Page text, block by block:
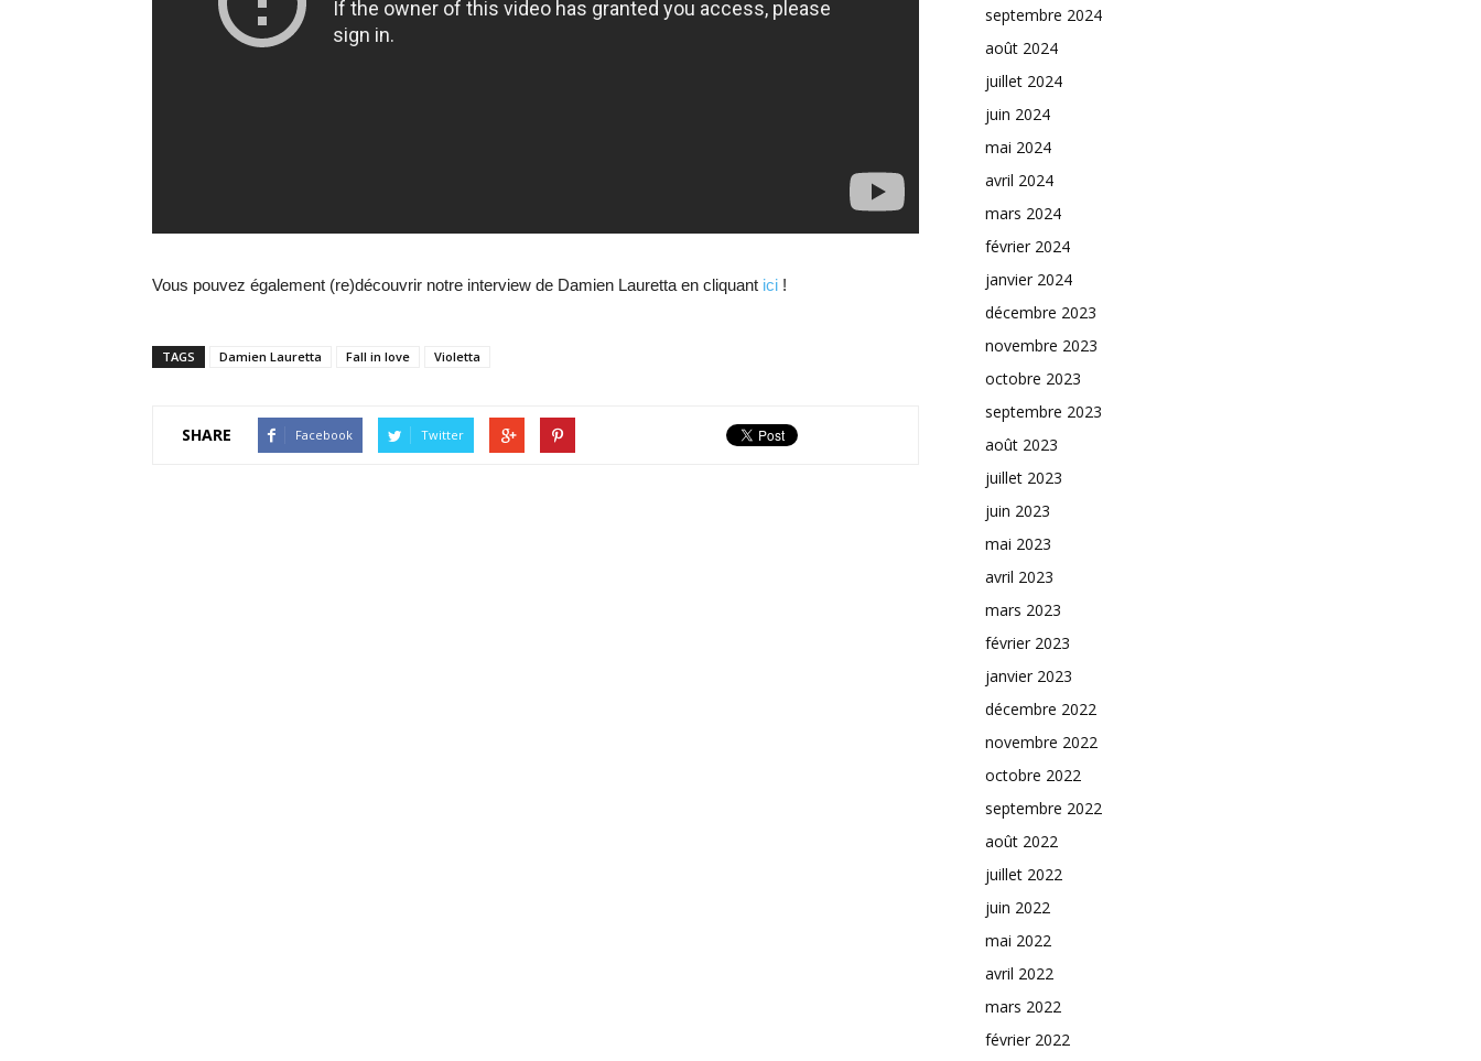
Vous pouvez également (re)découvrir notre interview de Damien Lauretta en cliquant ici !
TAGS Damien Lauretta Fall in love Violetta
SHARE Facebook Twitter
septembre 2024
août 2024
juillet 2024
juin 2024
mai 2024
avril 2024
mars 2024
février 2024
janvier 2024
décembre 2023
novembre 2023
octobre 2023
septembre 2023
août 2023
juillet 2023
juin 2023
mai 2023
avril 2023
mars 2023
février 2023
janvier 2023
décembre 2022
novembre 2022
octobre 2022
septembre 2022
août 2022
juillet 2022
juin 2022
mai 2022
avril 2022
mars 2022
février 2022